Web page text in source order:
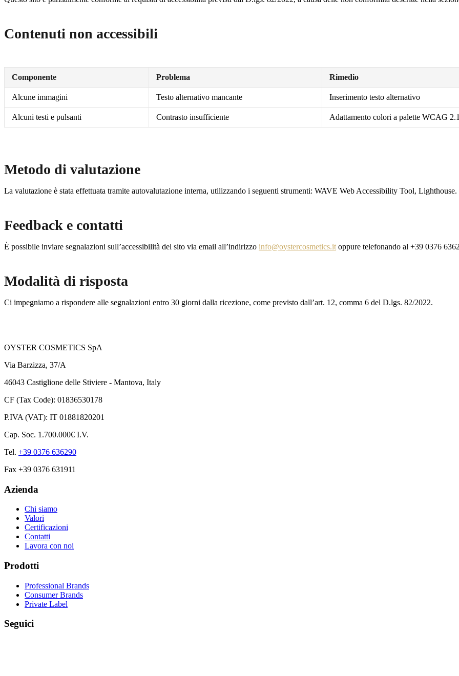
Contenuti non accessibili
Componente Problema Rimedio
Alcune immagini Testo alternativo mancante Inserimento testo alternativo
Alcuni testi e pulsanti Contrasto insufficiente Adattamento colori a palette WCAG
Metodo di valutazione
La valutazione è stata effettuata tramite autovalutazione interna, utilizzando i seguenti strumenti: WAVE Web Accessibility Tool, Lighthouse.
Feedback e contatti
È possibile inviare segnalazioni sull’accessibilità del sito via email all’indirizzo info@oystercosmetics.it oppure telefonando al +39 0376
Modalità di risposta
Ci impegniamo a rispondere alle segnalazioni entro 30 giorni dalla ricezione, come previsto dall’art. 12, comma 6 del D.lgs. 82/2022.
OYSTER COSMETICS SpA
Via Barzizza, 37/A
46043 Castiglione delle Stiviere - Mantova, Italy
CF (Tax Code): 01836530178
P.IVA (VAT): IT 01881820201
Cap. Soc. 1.700.000€ I.V.
Tel. +39 0376 636290
Fax +39 0376 631911
Azienda
Chi siamo
Valori
Certificazioni
Contatti
Lavora con noi
Prodotti
Professional Brands
Consumer Brands
Private Label
Seguici